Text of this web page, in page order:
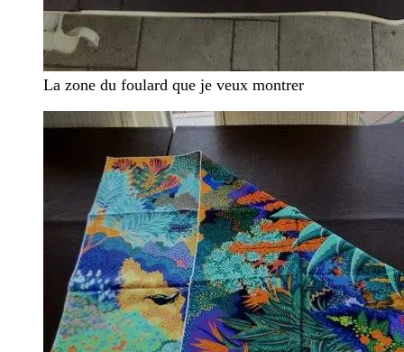
La zone du foulard que je veux montrer